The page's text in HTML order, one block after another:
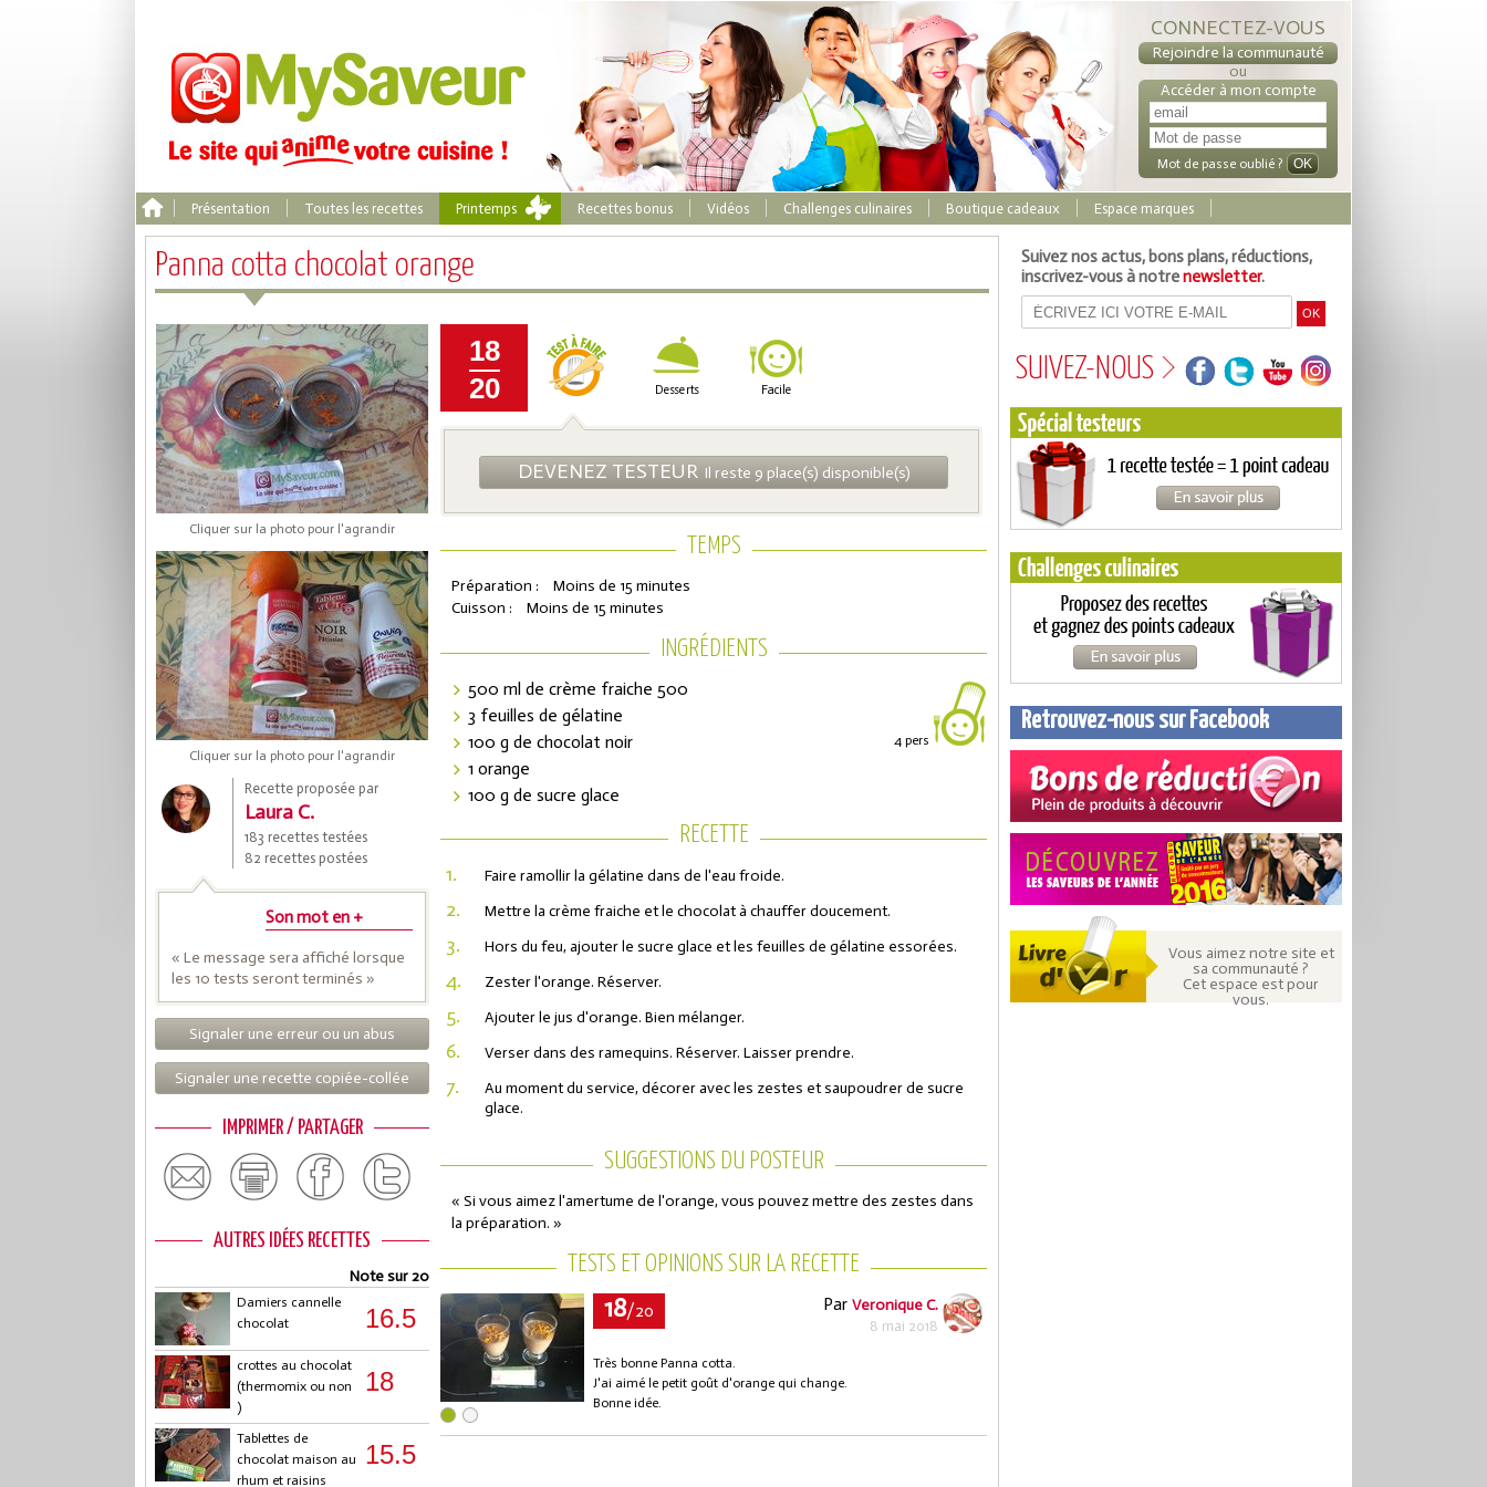
CONNECTEZ-VOUS
Rejoindre la communauté
ou
Accéder à mon compte
Mot de passe oublié ?
Présentation Toutes les recettes Printemps Recettes bonus Vidéos Challenges culinaires Boutique cadeaux Espace marques
Panna cotta chocolat orange
Cliquer sur la photo pour l'agrandir
Cliquer sur la photo pour l'agrandir
Recette proposée par
Laura C.
183 recettes testées
82 recettes postées
Son mot en +
« Le message sera affiché lorsque
les 10 tests seront terminés »
Signaler une erreur ou un abus
Signaler une recette copiée-collée
IMPRIMER / PARTAGER
AUTRES IDÉES RECETTES
Note sur 20
Damiers cannelle
chocolat
16.5
crottes au chocolat
(thermomix ou non
)
18
Tablettes de
chocolat maison au
rhum et raisins
15.5
18
20
Desserts Facile
DEVENEZ TESTEURIl reste 9 place(s) disponible(s)
TEMPS
Préparation :
Moins de 15 minutes
Cuisson :
Moins de 15 minutes
INGRÉDIENTS
4 pers
500 ml de crème fraiche 500
3 feuilles de gélatine
100 g de chocolat noir
1 orange
100 g de sucre glace
RECETTE
1. Faire ramollir la gélatine dans de l'eau froide.
2. Mettre la crème fraiche et le chocolat à chauffer doucement.
3. Hors du feu, ajouter le sucre glace et les feuilles de gélatine essorées.
4. Zester l'orange. Réserver.
5. Ajouter le jus d'orange. Bien mélanger.
6. Verser dans des ramequins. Réserver. Laisser prendre.
7.
Au moment du service, décorer avec les zestes et saupoudrer de sucre
glace.
SUGGESTIONS DU POSTEUR
« Si vous aimez l'amertume de l'orange, vous pouvez mettre des zestes dans
la préparation. »
TESTS ET OPINIONS SUR LA RECETTE
18/20 Par Veronique C.
8 mai 2018
Très bonne Panna cotta.
J'ai aimé le petit goût d'orange qui change.
Bonne idée.
Suivez nos actus, bons plans, réductions,
inscrivez-vous à notrenewsletter.
SUIVEZ-NOUS
Retrouvez-nous sur Facebook
Coupons de réduction
Saveurs de l'Année
Vous aimez notre site et
sa communauté ?
Cet espace est pour
vous.